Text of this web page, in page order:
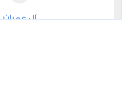
آل عمران